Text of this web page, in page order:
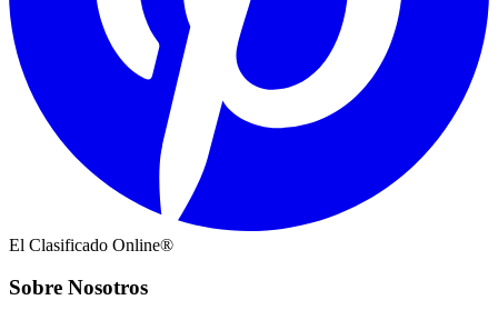
El Clasificado Online®
Sobre Nosotros